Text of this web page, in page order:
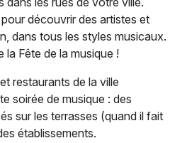
découvrir des artistes et
dans tous les styles musicaux.
la Fête de la musique !
restaurants de la ville
soirée de musique : des
sur les terrasses (quand il fait
établissements.